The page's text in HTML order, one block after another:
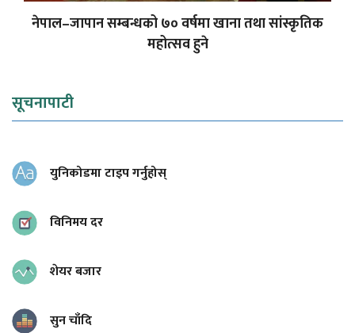
नेपाल–जापान सम्बन्धको ७० वर्षमा खाना तथा सांस्कृतिक
महोत्सव हुने
सूचनापाटी
युनिकोडमा टाइप गर्नुहोस्
विनिमय दर
शेयर बजार
सुन चाँदि